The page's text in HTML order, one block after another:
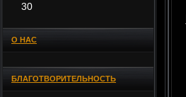
30
О НАС
БЛАГОТВОРИТЕЛЬНОСТЬ